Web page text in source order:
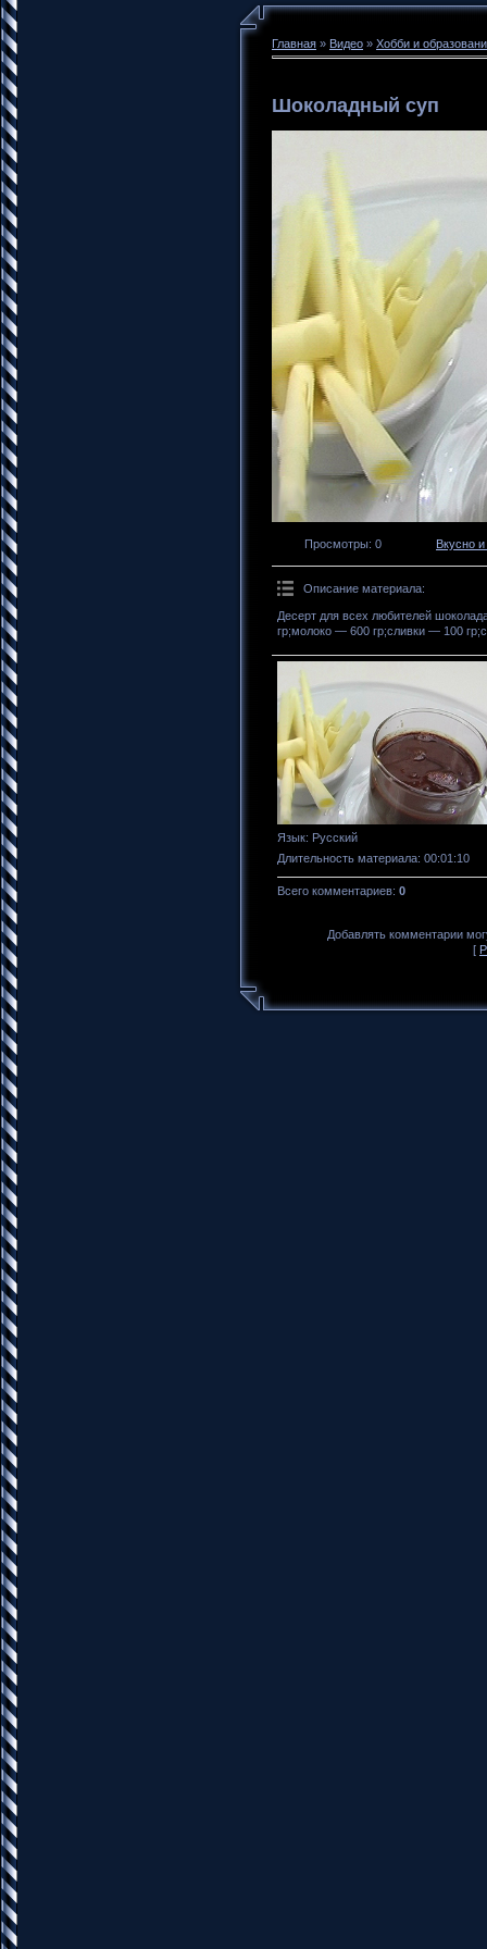
Главная » Видео » Хобби и
Шоколадный суп
Просмотры: 0 Вкусно
Описание материала:
Десерт для всех любителей
гр;молоко — 600 гр;сливки — 100
Язык: Русский
Длительность материала: 00:01:10
Всего комментариев: 0
Добавлять комментарии
[